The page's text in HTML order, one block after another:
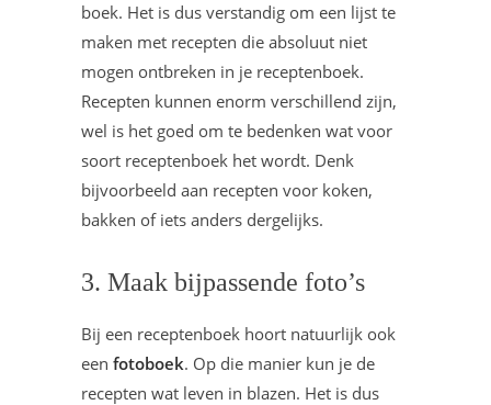
boek. Het is dus verstandig om een lijst te
maken met recepten die absoluut niet
mogen ontbreken in je receptenboek.
Recepten kunnen enorm verschillend zijn,
wel is het goed om te bedenken wat voor
soort receptenboek het wordt. Denk
bijvoorbeeld aan recepten voor koken,
bakken of iets anders dergelijks.
3. Maak bijpassende foto’s
Bij een receptenboek hoort natuurlijk ook
een fotoboek. Op die manier kun je de
recepten wat leven in blazen. Het is dus